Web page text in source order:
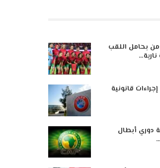
بحامل اللقب
قانونية
دوري أبطال